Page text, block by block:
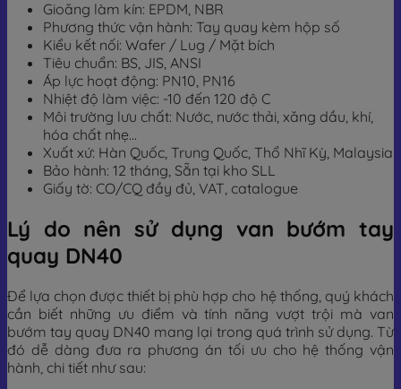
Gioăng làm kín: EPDM, NBR
Phương thức vận hành: Tay quay kèm hộp số
Kiểu kết nối: Wafer / Lug / Mặt bích
Tiêu chuẩn: BS, JIS, ANSI
Áp lực hoạt động: PN10, PN16
Nhiệt độ làm việc: -10 đến 120 độ C
Môi trường lưu chất: Nước, nước thải, xăng dầu, khí,
hóa chất nhẹ…
Xuất xứ: Hàn Quốc, Trung Quốc, Thổ Nhĩ Kỳ, Malaysia
Bảo hành: 12 tháng, Sẵn tại kho SLL
Giấy tờ: CO/CQ đầy đủ, VAT, catalogue
Lý do nên sử dụng van bướm tay
quay DN40
Để lựa chọn được thiết bị phù hợp cho hệ thống, quý khách
cần biết những ưu điểm và tính năng vượt trội mà van
bướm tay quay DN40 mang lại trong quá trình sử dụng. Từ
đó dễ dàng đưa ra phương án tối ưu cho hệ thống vận
hành, chi tiết như sau: